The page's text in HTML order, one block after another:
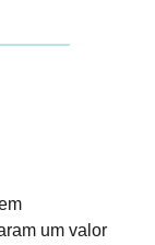
um valor